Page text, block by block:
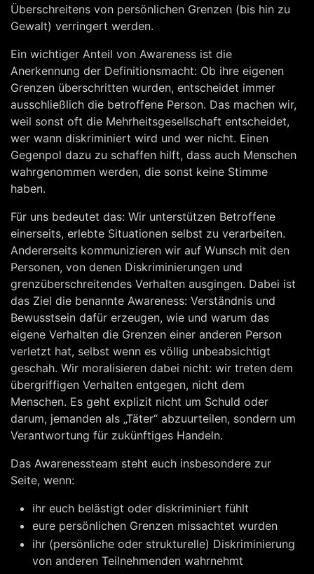
Überschreitens von persönlichen Grenzen (bis hin zu
Gewalt) verringert werden.
Ein wichtiger Anteil von Awareness ist die
Anerkennung der Definitionsmacht: Ob ihre eigenen
Grenzen überschritten wurden, entscheidet immer
ausschließlich die betroffene Person. Das machen wir,
weil sonst oft die Mehrheitsgesellschaft entscheidet,
wer wann diskriminiert wird und wer nicht. Einen
Gegenpol dazu zu schaffen hilft, dass auch Menschen
wahrgenommen werden, die sonst keine Stimme
haben.
Für uns bedeutet das: Wir unterstützen Betroffene
einerseits, erlebte Situationen selbst zu verarbeiten.
Andererseits kommunizieren wir auf Wunsch mit den
Personen, von denen Diskriminierungen und
grenzüberschreitendes Verhalten ausgingen. Dabei ist
das Ziel die benannte Awareness: Verständnis und
Bewusstsein dafür erzeugen, wie und warum das
eigene Verhalten die Grenzen einer anderen Person
verletzt hat, selbst wenn es völlig unbeabsichtigt
geschah. Wir moralisieren dabei nicht: wir treten dem
übergriffigen Verhalten entgegen, nicht dem
Menschen. Es geht explizit nicht um Schuld oder
darum, jemanden als „Täter“ abzuurteilen, sondern um
Verantwortung für zukünftiges Handeln.
Das Awarenessteam steht euch insbesondere zur
Seite, wenn:
ihr euch belästigt oder diskriminiert fühlt
eure persönlichen Grenzen missachtet wurden
ihr (persönliche oder strukturelle) Diskriminierung
von anderen Teilnehmenden wahrnehmt